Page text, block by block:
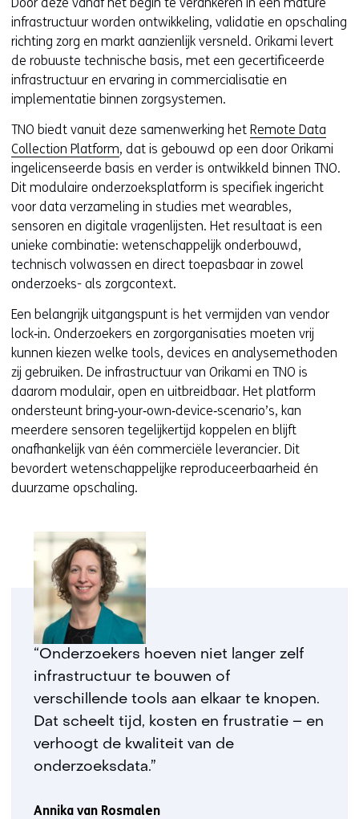
infrastructuur worden ontwikkeling, validatie en opschaling
richting zorg en markt aanzienlijk versneld. Orikami levert
de robuuste technische basis, met een gecertificeerde
infrastructuur en ervaring in commercialisatie en
implementatie binnen zorgsystemen.
TNO biedt vanuit deze samenwerking het Remote Data
Collection Platform, dat is gebouwd op een door Orikami
ingelicenseerde basis en verder is ontwikkeld binnen TNO.
Dit modulaire onderzoeksplatform is specifiek ingericht
voor data verzameling in studies met wearables,
sensoren en digitale vragenlijsten. Het resultaat is een
unieke combinatie: wetenschappelijk onderbouwd,
technisch volwassen en direct toepasbaar in zowel
onderzoeks- als zorgcontext.
Een belangrijk uitgangspunt is het vermijden van vendor
lock‑in. Onderzoekers en zorgorganisaties moeten vrij
kunnen kiezen welke tools, devices en analysemethoden
zij gebruiken. De infrastructuur van Orikami en TNO is
daarom modulair, open en uitbreidbaar. Het platform
ondersteunt bring‑your‑own‑device‑scenario’s, kan
meerdere sensoren tegelijkertijd koppelen en blijft
onafhankelijk van één commerciële leverancier. Dit
bevordert wetenschappelijke reproduceerbaarheid én
duurzame opschaling.
“Onderzoekers hoeven niet langer zelf
infrastructuur te bouwen of
verschillende tools aan elkaar te knopen.
Dat scheelt tijd, kosten en frustratie – en
verhoogt de kwaliteit van de
onderzoeksdata.”
Annika van Rosmalen